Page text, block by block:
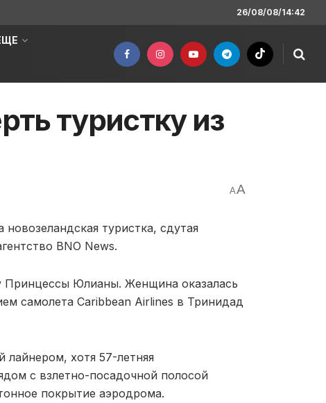
26/08/08/14:42
туристку из
AA
туристка, сдутая
BNO News.
Юлианы. Женщина оказалась
самолета Caribbean Airlines в Тринидад
хотя 57-летняя
с взлетно-посадочной полосой
покрытие аэродрома.